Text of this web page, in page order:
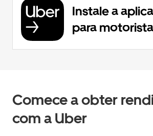
Instale a
para
Comece a obter
com a Uber